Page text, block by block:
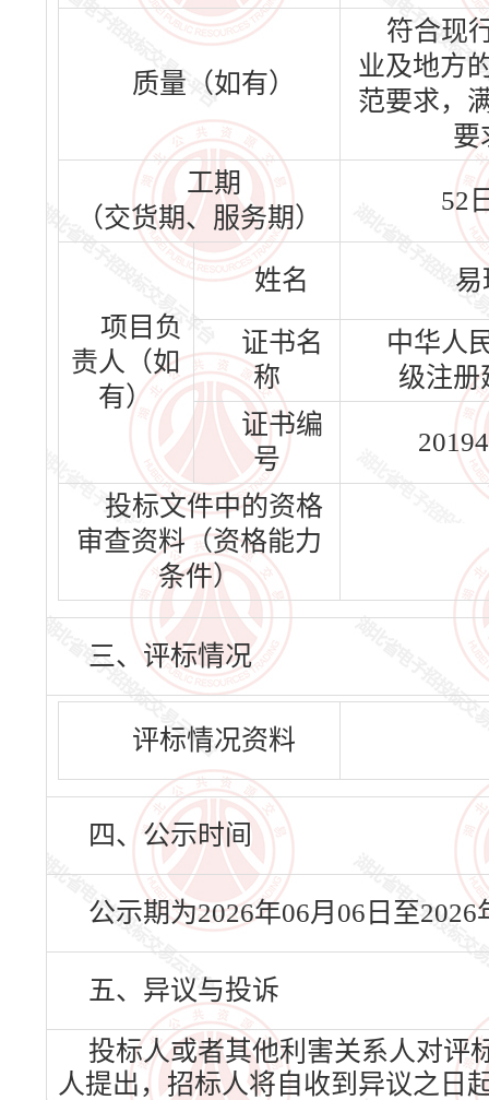
质量（如有）
符合现
业及地方
范要求，
要
工期
（交货期、服务期）
52
项目负
责人（如
有）
姓名 易
证书名
称
中华人
级注册
证书编
号
投标文件中的资格
审查资料（资格能力
条件）
三、评标情况
评标情况资料
四、公示时间
公示期为2026年06月06日至
五、异议与投诉
投标人或者其他利害关系人对评
人提出，招标人将自收到异议之日